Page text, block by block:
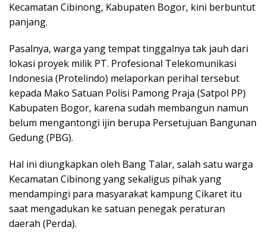
Kecamatan Cibinong, Kabupaten Bogor, kini berbuntut
panjang.
Pasalnya, warga yang tempat tinggalnya tak jauh dari
lokasi proyek milik PT. Profesional Telekomunikasi
Indonesia (Protelindo) melaporkan perihal tersebut
kepada Mako Satuan Polisi Pamong Praja (Satpol PP)
Kabupaten Bogor, karena sudah membangun namun
belum mengantongi ijin berupa Persetujuan Bangunan
Gedung (PBG).
Hal ini diungkapkan oleh Bang Talar, salah satu warga
Kecamatan Cibinong yang sekaligus pihak yang
mendampingi para masyarakat kampung Cikaret itu
saat mengadukan ke satuan penegak peraturan
daerah (Perda).